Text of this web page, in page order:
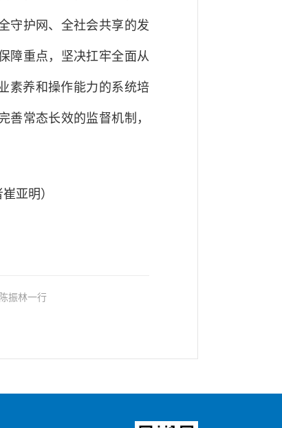
守护网、全社会共享的发
障重点，坚决扛牢全面从
素养和操作能力的系统培
常态长效的监督机制，
亚明）
见陈振林一行